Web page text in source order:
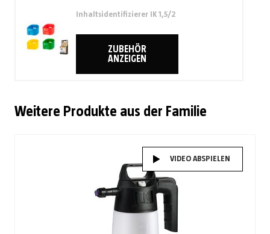
Inhaltsidentifizierer IK 1,5/2
ZUBEHÖR
ANZEIGEN
Weitere Produkte aus der Familie
VIDEO ABSPIELEN